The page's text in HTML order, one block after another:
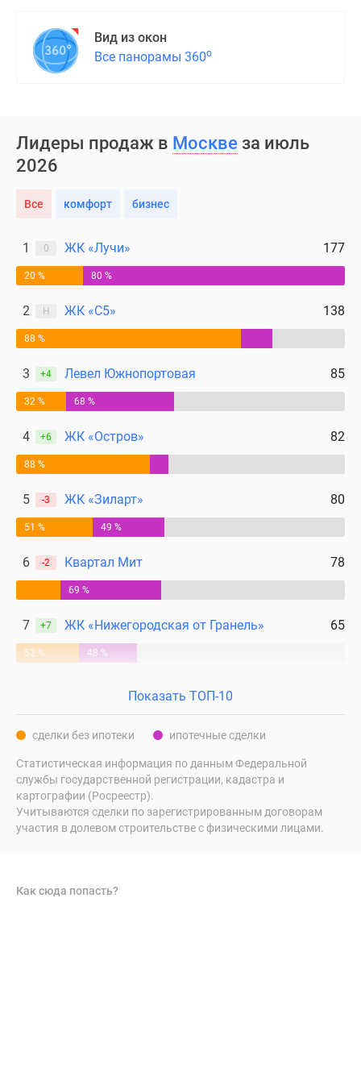
Вид из окон
Все панорамы 360о
Лидеры продаж в Москве за июль
2026
Все комфорт бизнес
1 0 ЖК «Лучи» 177
20 % 80 %
2 Н ЖК «С5» 138
88 %
3 +4 Левел Южнопортовая 85
32 % 68 %
4 +6 ЖК «Остров» 82
88 %
5 -3 ЖК «Зиларт» 80
51 % 49 %
6 -2 Квартал Мит 78
69 %
7 +7 ЖК «Нижегородская от Гранель» 65
52 % 48 %
Показать ТОП-10
сделки без ипотеки ипотечные сделки
Статистическая информация по данным Федеральной
службы государственной регистрации, кадастра и
картографии (Росреестр).
Учитываются сделки по зарегистрированным договорам
участия в долевом строительстве с физическими лицами.
Как сюда попасть?